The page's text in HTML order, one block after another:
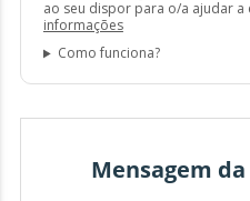
ao seu dispor para o/a ajudar a
informações
Como funciona?
Mensagem